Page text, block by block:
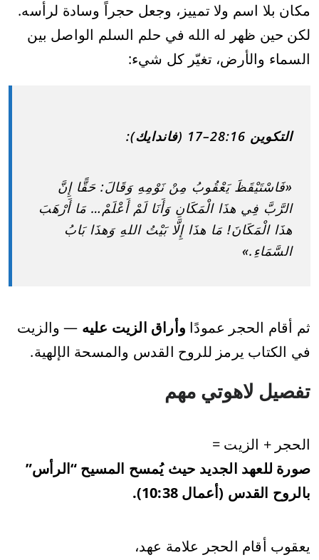
مكان بلا اسم ولا تمييز، وجعل حجراً وسادة لرأسه.
لكن حين ظهر له الله في حلم السلم الواصل بين
السماء والأرض، تغيّر كل شيء:
التكوين 28:16–17 (فاندايك):
«فَاسْتَيْقَظَ يَعْقُوبُ مِنْ نَوْمِهِ وَقَالَ: حَقًّا إِنَّ
الرَّبَّ فِي هذَا الْمَكَانِ وَأَنَا لَمْ أَعْلَمْ… مَا أَرْهَبَ
هذَا الْمَكَانَ! مَا هذَا إِلَّا بَيْتُ اللهِ وَهذَا بَابُ
السَّمَاءِ.»
ثم أقام الحجر عمودًا وأراق الزيت عليه — والزيت
في الكتاب يرمز للروح القدس والمسحة الإلهية.
تفصيل لاهوتي مهم
الحجر + الزيت =
صورة للعهد الجديد حيث يُمسح المسيح “الرأس”
بالروح القدس (أعمال 10:38).
يعقوب أقام الحجر علامة عهد،